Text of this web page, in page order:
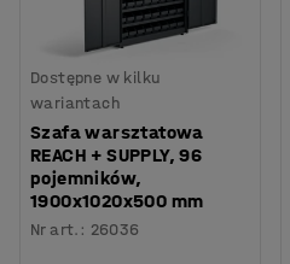
Dostępne w kilku
wariantach
Szafa warsztatowa
REACH + SUPPLY, 96
pojemników,
1900x1020x500 mm
Nr art. : 26036